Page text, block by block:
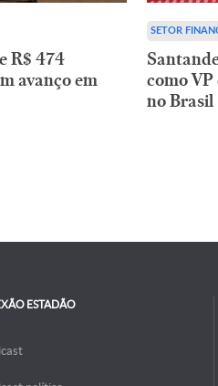
R$ 474
avanço em
SETOR
como
no Brasil
ESTADÃO